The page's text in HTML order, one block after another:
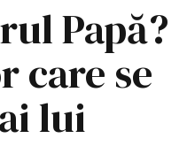
Papă?
care se
lui